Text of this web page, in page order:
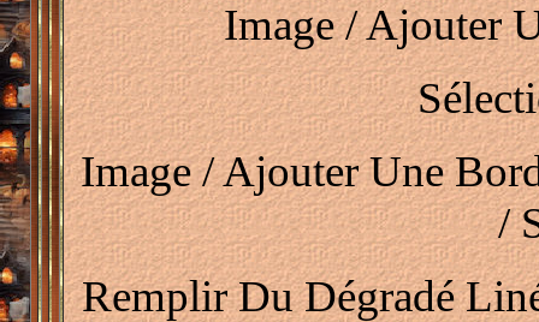
Image / Ajouter
Image / Ajouter Une
/
Remplir Du Dégradé